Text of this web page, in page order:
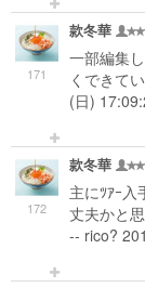
171
款冬華
一部編集
くできて
(日)
172
款冬華
主にﾂｱｰ
丈夫かと
-- rico?